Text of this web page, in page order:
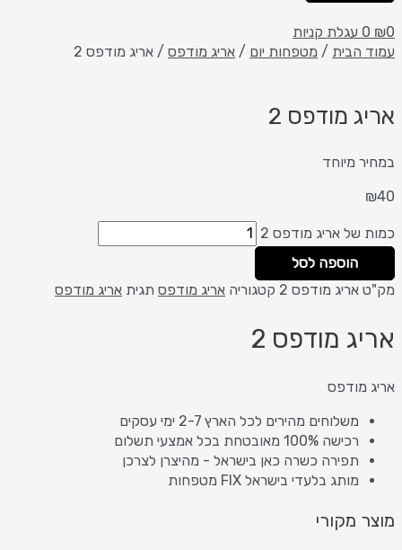
₪0
0 עגלת קניות
עמוד הבית / מטפחות יום / אריג מודפס / אריג מודפס 2
אריג מודפס 2
במחיר מיוחד
₪40
כמות של אריג מודפס 2
הוספה לסל
מק"ט אריג מודפס 2 קטגוריה אריג מודפס תגית אריג מודפס
אריג מודפס 2
אריג מודפס
משלוחים מהירים לכל הארץ 2-7 ימי עסקים
רכישה 100% מאובטחת בכל אמצעי תשלום
תפירה כשרה כאן בישראל - מהיצרן לצרכן
מותג בלעדי בישראל FIX מטפחות
מוצר מקורי